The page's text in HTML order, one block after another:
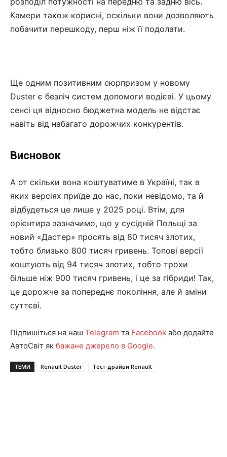
Камери також корисні, оскільки вони дозволяють
побачити перешкоду, перш ніж її подолати.
Ще одним позитивним сюрпризом у новому
Duster є безліч систем допомоги водієві. У цьому
сенсі ця відносно бюджетна модель не відстає
навіть від набагато дорожчих конкурентів.
Висновок
А от скільки вона коштуватиме в Україні, так в
яких версіях приїде до нас, поки невідомо, та й
відбудеться це лише у 2025 році. Втім, для
орієнтира зазначимо, що у сусідній Польщі за
новий «Дастер» просять від 80 тисяч злотих,
тобто близько 800 тисяч гривень. Топові версії
коштують від 94 тисяч злотих, тобто трохи
більше ніж 900 тисяч гривень, і це за гібриди! Так,
це дорожче за попереднє покоління, але й зміни
суттєві.
Підпишіться на наш Telegram та Facebook або додайте
АвтоСвіт як бажане джерело в Google.
ТЕМИ Renault Duster Тест-драйви Renault